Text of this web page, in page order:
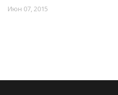
Июн 07, 2015